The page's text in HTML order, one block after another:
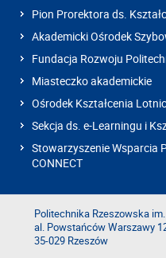
Pion Prorektora ds.
Akademicki Ośrodek
Fundacja Rozwoju
Miasteczko akademickie
Ośrodek Kształcenia
Sekcja ds. e-Learningu i
Stowarzyszenie Wsparcia
CONNECT
Politechnika Rzeszowska
al. Powstańców Warszawy
35-029 Rzeszów